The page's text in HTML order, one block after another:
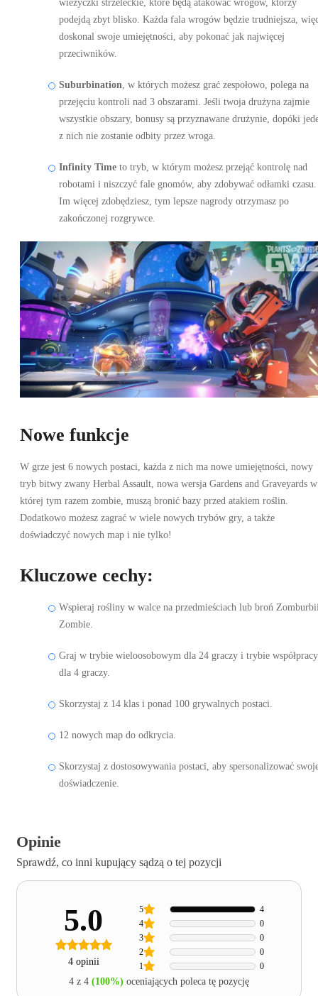
wieżyczki strzeleckie, które będą atakować wrogów, którzy
podejdą zbyt blisko. Każda fala wrogów będzie trudniejsza,
doskonal swoje umiejętności, aby pokonać jak najwięcej
przeciwników.
Suburbination , w których możesz grać zespołowo, polega na
przejęciu kontroli nad 3 obszarami. Jeśli twoja drużyna zajmie
wszystkie obszary, bonusy są przyznawane drużynie, dopóki
z nich nie zostanie odbity przez wroga.
Infinity Time to tryb, w którym możesz przejąć kontrolę nad
robotami i niszczyć fale gnomów, aby zdobywać odłamki czasu.
Im więcej zdobędziesz, tym lepsze nagrody otrzymasz po
zakończonej rozgrywce.
Nowe funkcje
W grze jest 6 nowych postaci, każda z nich ma nowe umiejętności, nowy
tryb bitwy zwany Herbal Assault, nowa wersja Gardens and Graveyards w
której tym razem zombie, muszą bronić bazy przed atakiem roślin.
Dodatkowo możesz zagrać w wiele nowych trybów gry, a także
doświadczyć nowych map i nie tylko!
Kluczowe cechy:
Wspieraj rośliny w walce na przedmieściach lub broń
Zombie.
Graj w trybie wieloosobowym dla 24 graczy i trybie współpracy
dla 4 graczy.
Skorzystaj z 14 klas i ponad 100 grywalnych postaci.
12 nowych map do odkrycia.
Skorzystaj z dostosowywania postaci, aby spersonalizować
doświadczenie.
Opinie
Sprawdź, co inni kupujący sądzą o tej pozycji
5.0
4 opinii 1 0
2 0
3 0
4 0
5 4
4 z 4 (100%) oceniających poleca tę pozycję